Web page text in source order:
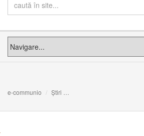
e-communio Știri